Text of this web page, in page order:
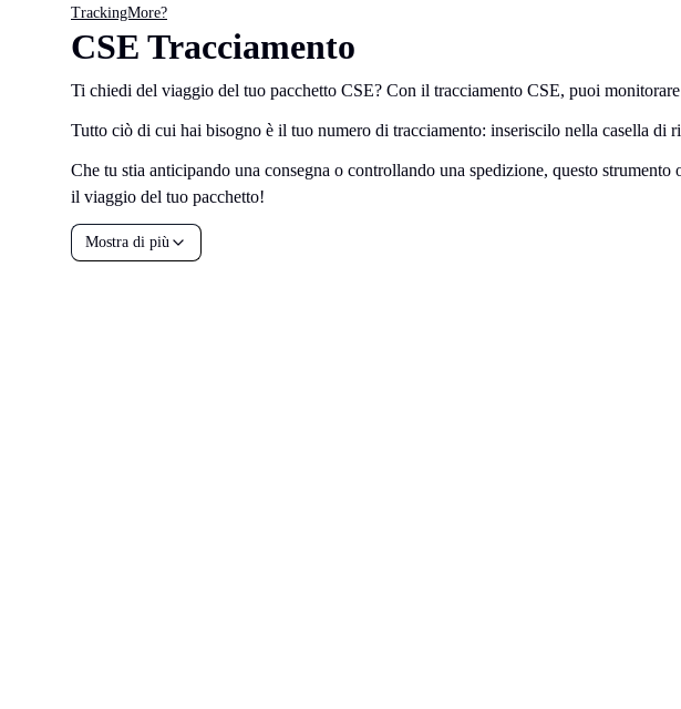
TrackingMore?
CSE Tracciamento
Ti chiedi del viaggio del tuo pacchetto CSE? Con il tracciamento CSE, puoi
Tutto ciò di cui hai bisogno è il tuo numero di tracciamento: inseriscilo nella casella di
Che tu stia anticipando una consegna o controllando una spedizione, questo
il viaggio del tuo pacchetto!
Mostra di più